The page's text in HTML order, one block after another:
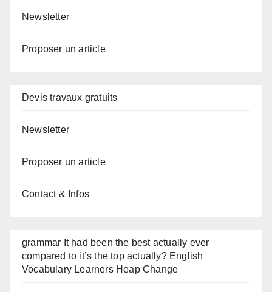
Newsletter
Proposer un article
Devis travaux gratuits
Newsletter
Proposer un article
Contact & Infos
grammar It had been the best actually ever
compared to it’s the top actually? English
Vocabulary Learners Heap Change